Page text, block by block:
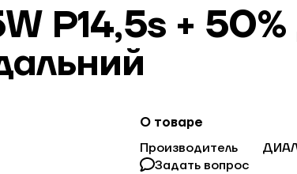
P14,5s +
О товаре
Производитель
Задать вопрос